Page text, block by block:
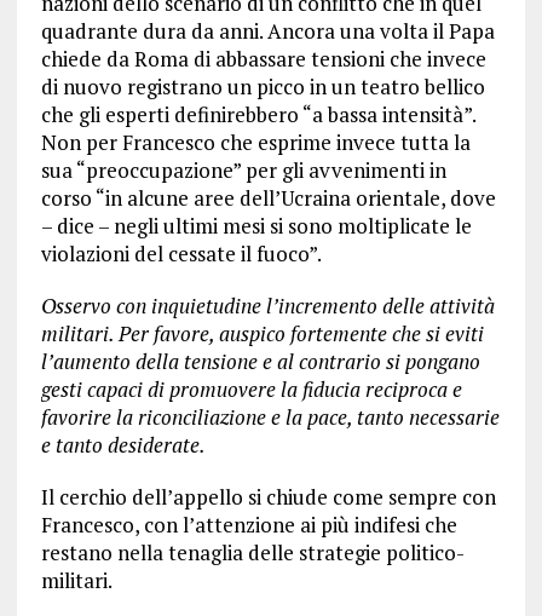
quadrante dura da anni. Ancora una volta il Papa
chiede da Roma di abbassare tensioni che invece
di nuovo registrano un picco in un teatro bellico
che gli esperti definirebbero “a bassa intensità”.
Non per Francesco che esprime invece tutta la
sua “preoccupazione” per gli avvenimenti in
corso “in alcune aree dell’Ucraina orientale, dove
– dice – negli ultimi mesi si sono moltiplicate le
violazioni del cessate il fuoco”.
Osservo con inquietudine l’incremento delle attività
militari. Per favore, auspico fortemente che si eviti
l’aumento della tensione e al contrario si pongano
gesti capaci di promuovere la fiducia reciproca e
favorire la riconciliazione e la pace, tanto necessarie
e tanto desiderate.
Il cerchio dell’appello si chiude come sempre con
Francesco, con l’attenzione ai più indifesi che
restano nella tenaglia delle strategie politico-
militari.